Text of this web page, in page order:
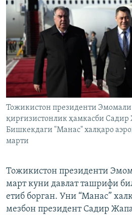
Тожикистон президенти
қирғизистонлик ҳамкасби Садир
Бишкекдаги "Манас" халқаро
марти
Тожикистон президенти
март куни давлат ташрифи
етиб борган. Уни “Манас”
мезбон президент Садир